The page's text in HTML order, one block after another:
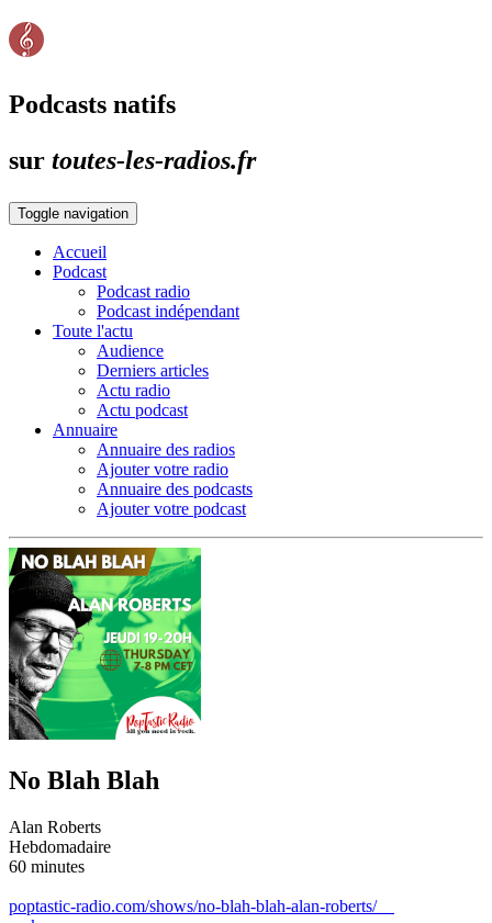
Podcasts natifs
sur toutes-les-radios.fr
Toggle navigation
Accueil
Podcast
Podcast radio
Podcast indépendant
Toute l'actu
Audience
Derniers articles
Actu radio
Actu podcast
Annuaire
Annuaire des radios
Ajouter votre radio
Annuaire des podcasts
Ajouter votre podcast
No Blah Blah
Alan Roberts
Hebdomadaire
60 minutes
poptastic-radio.com/shows/no-blah-blah-alan-roberts/